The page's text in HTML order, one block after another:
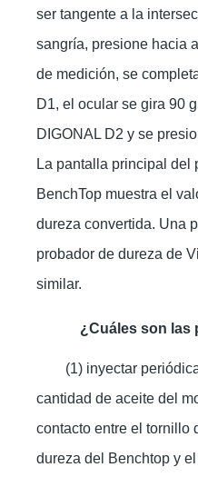
ser tangente a la
sangría, presione hacia
de medición, se
D1, el ocular se gira 90
DIGONAL D2 y se
La pantalla principal del
BenchTop muestra el
dureza convertida. Una
probador de dureza de
similar.
¿Cuáles son las
(1) inyectar
cantidad de aceite del
contacto entre el tornillo
dureza del Benchtop y